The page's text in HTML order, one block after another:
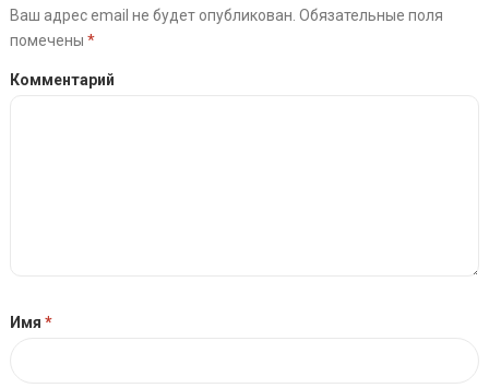
Ваш адрес email не будет опубликован. Обязательные поля
помечены *
Комментарий
Имя *